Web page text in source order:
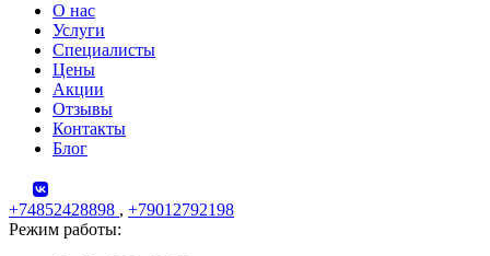
О нас
Услуги
Специалисты
Цены
Акции
Отзывы
Контакты
Блог
+74852428898 , +79012792198
Режим работы: